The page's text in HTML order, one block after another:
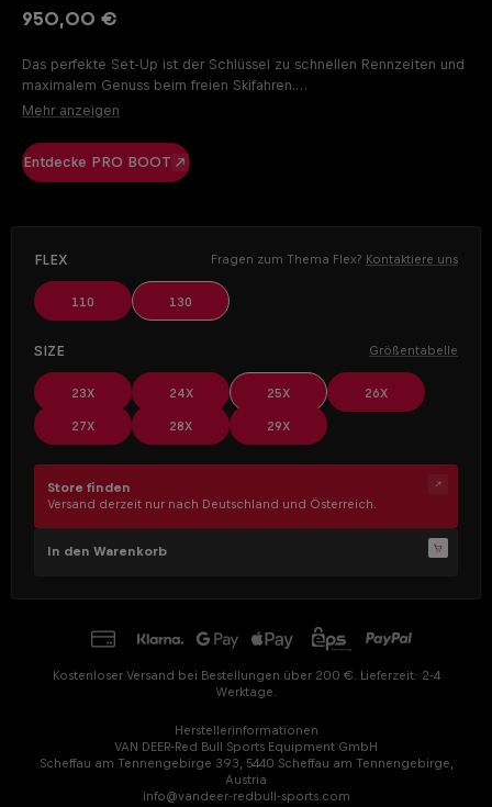
950,00 €
Das perfekte Set-Up ist der Schlüssel zu schnellen Rennzeiten und
maximalem Genuss beim freien Skifahren.
Für uns hört Perfektion nicht bei den Skiern auf – auch der Skischuh
auszuschöpfen. Mit dem PRO BOOT gelingt die perfekte Balance
zwischen sportlicher Präzision und außergewöhnlichem Komfort.
Mehr anzeigen
Entdecke PRO BOOT
Flex Fragen zum Thema Flex? Kontaktiere uns
110 130
Size Größentabelle
23X 24X 25X 26X
27X 28X 29X
Store finden
Versand derzeit nur nach Deutschland und Österreich.
In den Warenkorb
Kostenloser Versand bei Bestellungen über 200 €. Lieferzeit: 2-4
Werktage.
Herstellerinformationen
VAN DEER-Red Bull Sports Equipment GmbH
Scheffau am Tennengebirge 393, 5440 Scheffau am Tennengebirge,
Austria
info@vandeer-redbull-sports.com